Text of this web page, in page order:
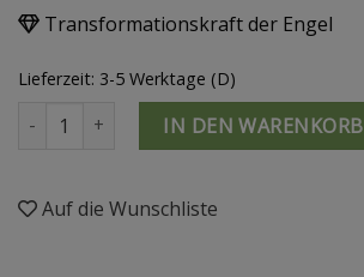
Transformationskraft der Engel
Lieferzeit: 3-5 Werktage (D)
Shiva-Energieperle MengeIN DEN WARENKORB
Auf die Wunschliste